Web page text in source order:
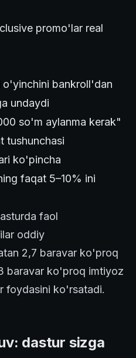
promo'lar real
o'yinchini bankroll'dan
undaydi
so'm aylanma kerak"
tushunchasi
ko'pincha
faqat 5–10% ini
faol
oddiy
2,7 baravar ko'proq
baravar ko'proq imtiyoz
foydasini ko'rsatadi.
dastur sizga